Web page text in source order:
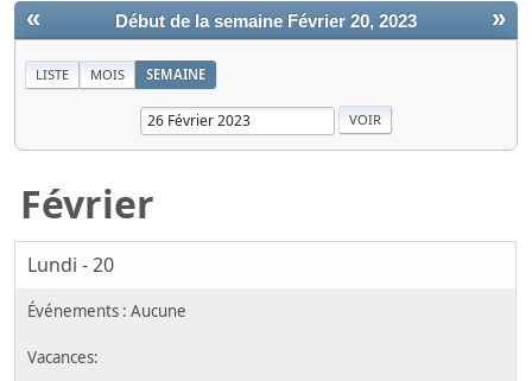
« »
Début de la semaine Février 20, 2023
LISTE MOIS SEMAINE
Février
Lundi - 20